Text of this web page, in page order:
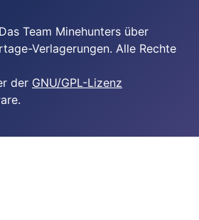
Team Minehunters über
Verlagerungen. Alle Rechte
der GNU/GPL-Lizenz